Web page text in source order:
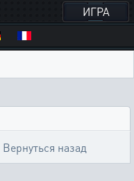
ИГРА
Вернуться назад